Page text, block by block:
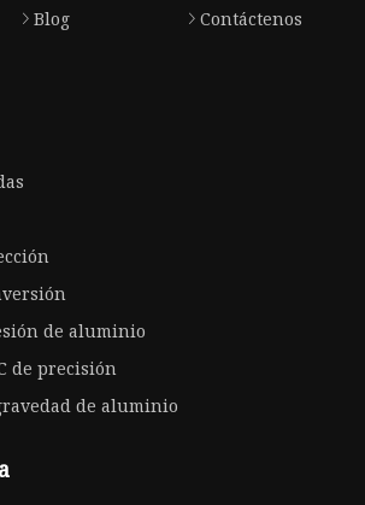
Blog
Contáctenos
de aluminio
de precisión
de aluminio